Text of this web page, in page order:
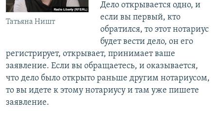
Татьяна Ништ
Дело открывается одно, и
если вы первый, кто
обратился, то этот нотариус
будет вести дело, он его
регистрирует, открывает, принимает ваше
заявление. Если вы обращаетесь, и оказывается,
что дело было открыто раньше другим нотариусом,
то вы идете к этому нотариусу и там уже пишете
заявление.